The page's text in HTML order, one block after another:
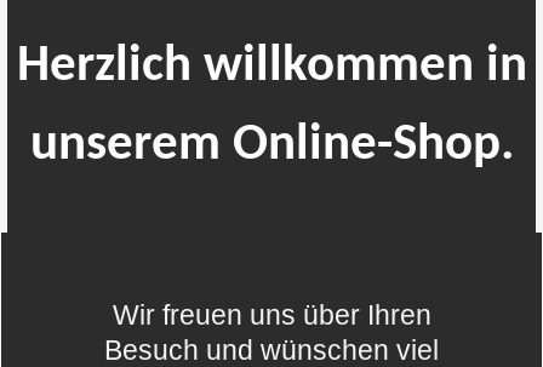
Herzlich willkommen in
unserem Online-Shop.
Wir freuen uns über Ihren
Besuch und wünschen viel